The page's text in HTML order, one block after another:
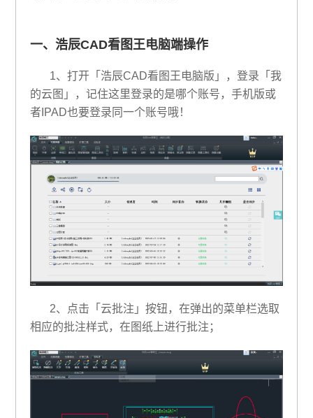
一、浩辰CAD看图王电脑端操作
1、打开「浩辰CAD看图王电脑版」，登录「我
的云图」，记住这里登录的是哪个账号，手机版或
者IPAD也要登录同一个账号哦！
2、点击「云批注」按钮，在弹出的菜单栏选取
相应的批注样式，在图纸上进行批注；